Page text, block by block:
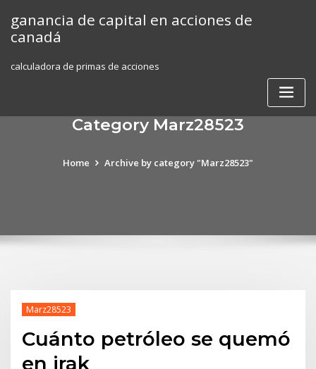
content
ganancia de capital en acciones de
canadá
calculadora de primas de acciones
Category Marz28523
Home Archive by category "Marz28523"
Marz28523
Cuánto petróleo se quemó
en irak